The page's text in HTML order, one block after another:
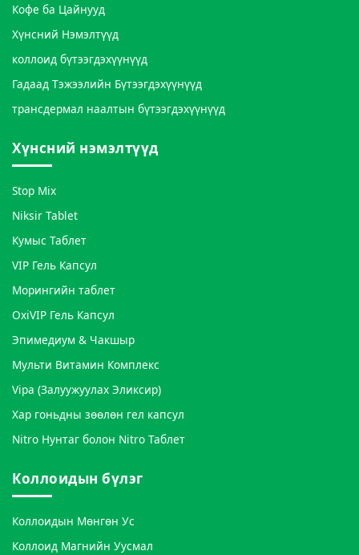
Кофе ба Цайнууд
Хүнсний Нэмэлтүүд
коллоид бүтээгдэхүүнүүд
Гадаад Тэжээлийн Бүтээгдэхүүнүүд
трансдермал наалтын бүтээгдэхүүнүүд
Хүнсний нэмэлтүүд
Stop Mix
Niksir Tablet
Кумыс Таблет
VIP Гель Капсул
Морингийн таблет
OxiVIP Гель Капсул
Эпимедиум & Чакшыр
Мульти Витамин Комплекс
Vipa (Залуужуулах Эликсир)
Хар гоньдны зөөлөн гел капсул
Nitro Нунтаг болон Nitro Таблет
Коллоидын бүлэг
Коллоидын Мөнгөн Ус
Коллоид Магнийн Уусмал